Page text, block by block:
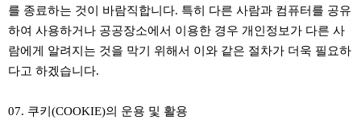
를 종료하는 것이 바람직합니다. 특히 다른 사람과 컴퓨터를 공유
하여 사용하거나 공공장소에서 이용한 경우 개인정보가 다른 사
람에게 알려지는 것을 막기 위해서 이와 같은 절차가 더욱 필요하
다고 하겠습니다.
07. 쿠키(COOKIE)의 운용 및 활용